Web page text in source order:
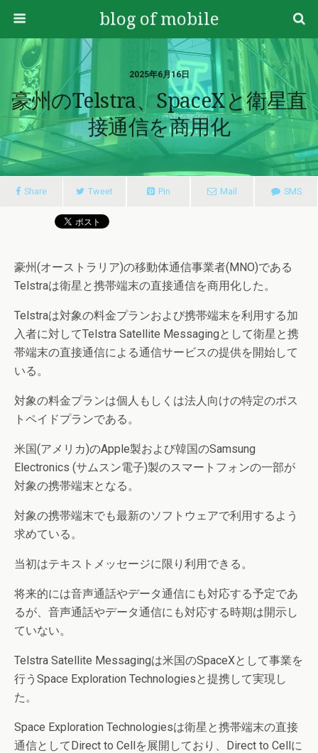
blog of mobile
2025年6月16日
豪州のTelstra、SpaceXと衛星直
接通信を商用化
Share Tweet Pin Mail SMS
豪州(オーストラリア)の移動体通信事業者(MNO)である
Telstraは衛星と携帯端末の直接通信を商用化した。
Telstraは対象の料金プランおよび携帯端末を利用する加
入者に対してTelstra Satellite Messagingとして衛星と携
帯端末の直接通信による通信サービスの提供を開始して
いる。
対象の料金プランは個人もしくは法人向けの特定のポス
トペイドプランである。
米国(アメリカ)のApple製および韓国のSamsung
Electronics (サムスン電子)製のスマートフォンの一部が
対象の携帯端末となる。
対象の携帯端末でも最新のソフトウェアで利用するよう
求めている。
当初はテキストメッセージに限り利用できる。
将来的には音声通話やデータ通信にも対応する予定であ
るが、音声通話やデータ通信にも対応する時期は開示し
ていない。
Telstra Satellite Messagingは米国のSpaceXとして事業を
行うSpace Exploration Technologiesと提携して実現し
た。
Space Exploration Technologiesは衛星と携帯端末の直接
通信としてDirect to Cellを展開しており、Direct to Cellに